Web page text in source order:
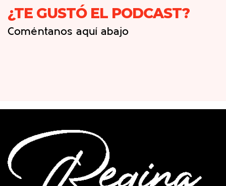
¿TE GUSTÓ EL PODCAST?
Coméntanos aquí abajo